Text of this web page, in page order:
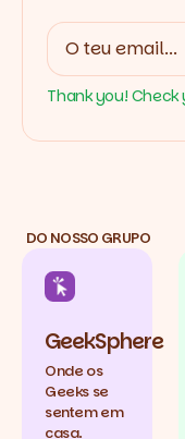
Thank you!
DO NOSSO GRUPO
GeekSphere
Onde os
Geeks se
sentem em
casa.